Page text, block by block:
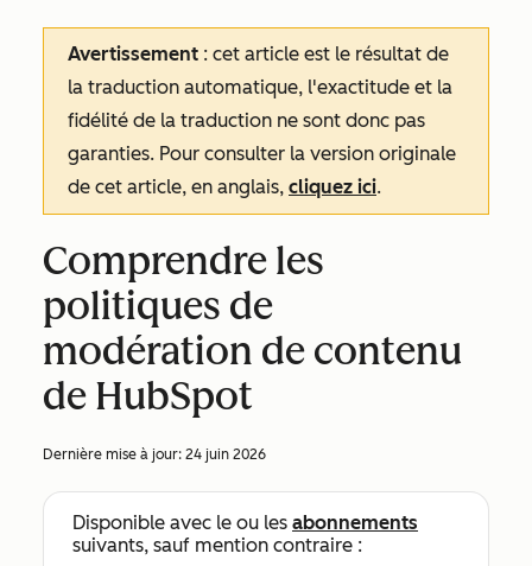
Avertissement : cet article est le résultat de
la traduction automatique, l'exactitude et la
fidélité de la traduction ne sont donc pas
garanties. Pour consulter la version originale
de cet article, en anglais, cliquez ici.
Comprendre les
politiques de
modération de contenu
de HubSpot
Dernière mise à jour: 24 juin 2026
Disponible avec le ou les abonnements
suivants, sauf mention contraire :